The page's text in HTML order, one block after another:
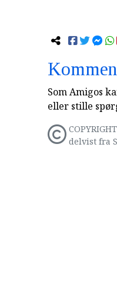
Som Amigos
eller stille
delvist fra